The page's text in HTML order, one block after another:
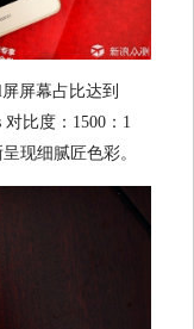
屏幕占比达到
对比度：1500：1
现细腻匠色彩。